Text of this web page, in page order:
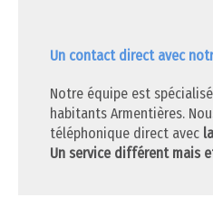
Un contact direct avec
Notre équipe est
habitants Armentières.
téléphonique direct avec
Un service différent mais